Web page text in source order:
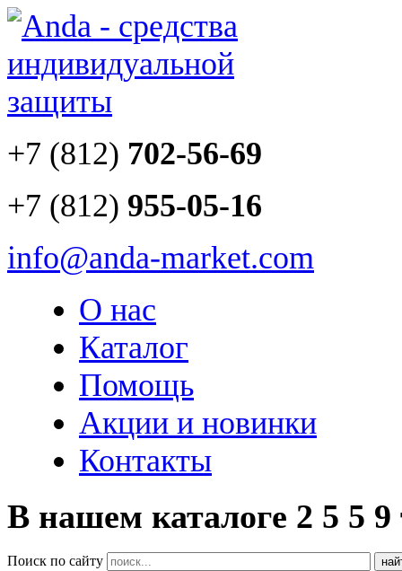
+7 (812) 702-56-69
+7 (812) 955-05-16
info@anda-market.com
О нас
Каталог
Помощь
Акции и новинки
Контакты
В нашем каталоге 2 5 5 9
Поиск по сайту